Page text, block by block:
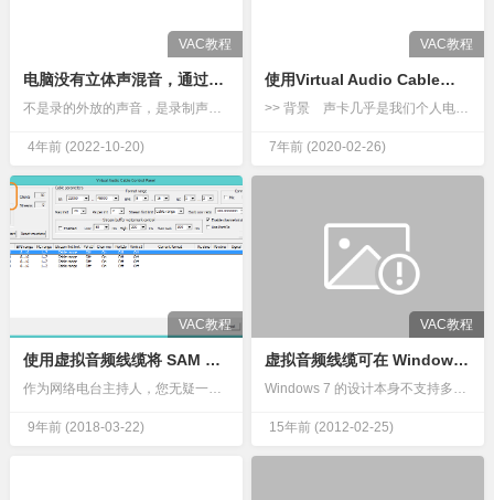
VAC教程
电脑没有立体声混音，通过虚拟声卡实现内录
不是录的外放的声音，是录制声卡内部的声音。没有杂音的。一.安装虚拟声卡驱动虚拟声卡驱动（Virtual Audio Cable）Virtual Audio Cable下载-虚拟声卡驱动（Virtual…
4年前 (2022-10-20)
VAC教程
使用Virtual Audio Cable虚拟声卡搞定混音内录
>> 背景 声卡几乎是我们个人电脑上的标配，它能够实现模拟信号（Analog，即物理声波）和数字信号（Digital，即以二进制形式存储的音频文件）之间…
7年前 (2020-02-26)
VAC教程
使用虚拟音频线缆将 SAM Broadcaster 与 Skype 集成
作为网络电台主持人，您无疑一直在努力寻找提升电台运营效率的方法。我们经常收到 SAM Broadcaster 软件用户的咨询，询问是否可以在同一节目中启用多位主持人，或者是否可以接听听众来电并邀请远程…
9年前 (2018-03-22)
VAC教程
虚拟音频线缆可在 Windows 7 中实现多个音频输出
Windows 7 的设计本身不支持多音频输出，这正是许多 Windows 7 用户不满的地方。有些人可能希望同时通过扬声器和耳机播放声音，但这无法实现。插入耳机后，Windows 7 会自动识别并将…
15年前 (2012-02-25)